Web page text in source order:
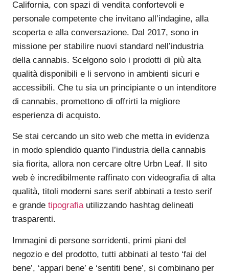
California, con spazi di vendita confortevoli e
personale competente che invitano all’indagine, alla
scoperta e alla conversazione. Dal 2017, sono in
missione per stabilire nuovi standard nell’industria
della cannabis. Scelgono solo i prodotti di più alta
qualità disponibili e li servono in ambienti sicuri e
accessibili. Che tu sia un principiante o un intenditore
di cannabis, promettono di offrirti la migliore
esperienza di acquisto.
Se stai cercando un sito web che metta in evidenza
in modo splendido quanto l’industria della cannabis
sia fiorita, allora non cercare oltre Urbn Leaf. Il sito
web è incredibilmente raffinato con videografia di alta
qualità, titoli moderni sans serif abbinati a testo serif
e grande tipografiautilizzando hashtag delineati
trasparenti.
Immagini di persone sorridenti, primi piani del
negozio e del prodotto, tutti abbinati al testo ‘fai del
bene’, ‘appari bene’ e ‘sentiti bene’, si combinano per